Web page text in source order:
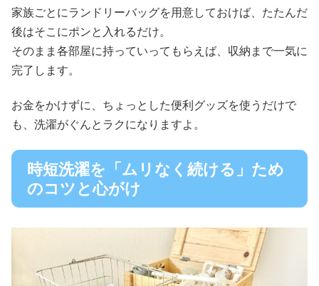
家族ごとにランドリーバッグを用意しておけば、たたんだ
後はそこにポンと入れるだけ。
そのまま各部屋に持っていってもらえば、収納まで一気に
完了します。
お金をかけずに、ちょっとした便利グッズを使うだけで
も、洗濯がぐんとラクになりますよ。
時短洗濯を「ムリなく続ける」ため
のコツと心がけ